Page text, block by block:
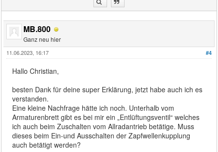
MB.800
Ganz neu hier
#4
11.06.2023, 16:17
Hallo Christian,
besten Dank für deine super Erklärung, jetzt habe auch ich es
verstanden.
Eine kleine Nachfrage hätte ich noch. Unterhalb vom
Armaturenbrett gibt es bei mir ein „Entlüftungsventil“ welches
ich auch beim Zuschalten vom Allradantrieb betätige. Muss
dieses beim Ein-und Ausschalten der Zapfwellenkupplung
auch betätigt werden?